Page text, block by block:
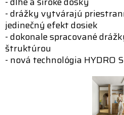
- drážky vytvárajú
jedinečný efekt dosiek
- dokonale spracované
štruktúrou
- nová technológia HYDRO